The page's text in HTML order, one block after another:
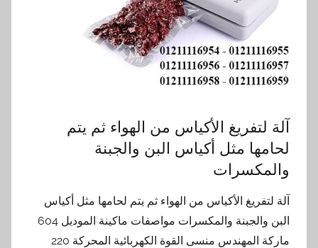
آلة لتفريغ الأكياس من الهواء ثم يتم
لحامها مثل أكياس البن والجبنة
والمكسرات
آلة لتفريغ الأكياس من الهواء ثم يتم لحامها مثل أكياس
البن والجبنة والمكسرات مواصفات ماكينة الموديل 604
ماركة المهندس منسى القوة الكهربائية المحركة 220